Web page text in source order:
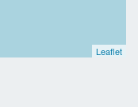
Leaflet